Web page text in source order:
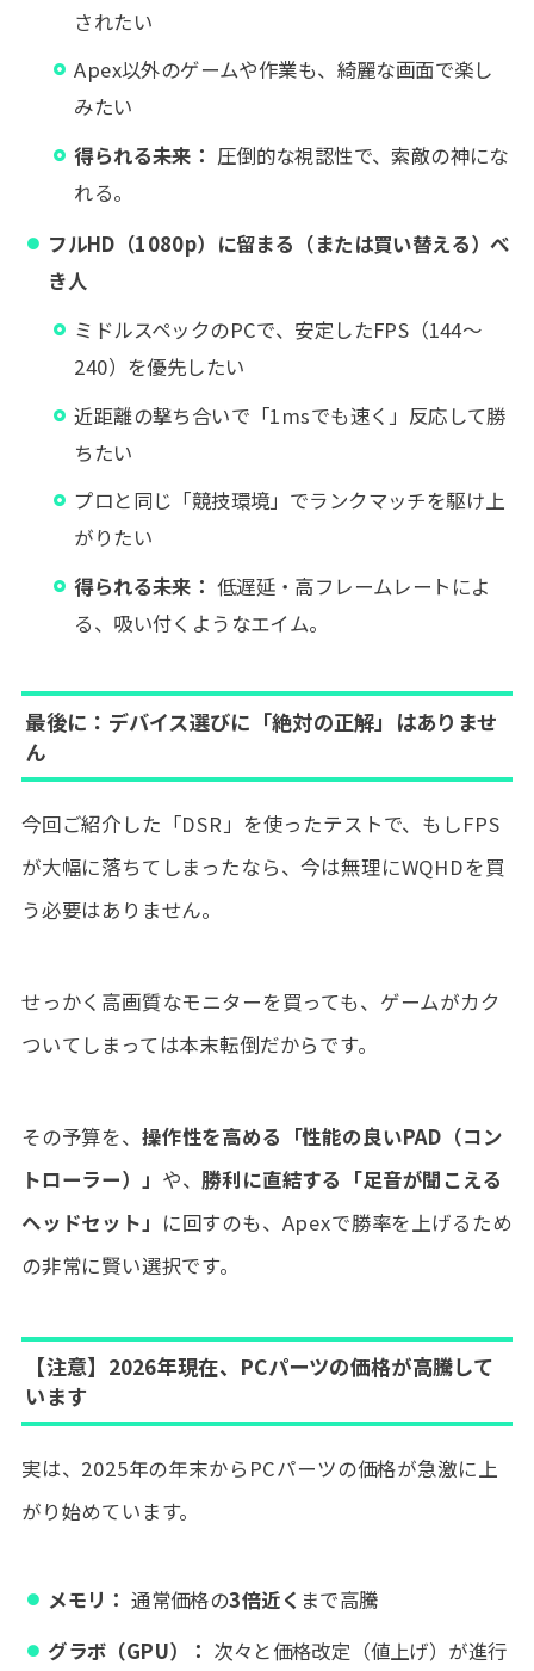
されたい
Apex以外のゲームや作業も、綺麗な画面で楽し
みたい
得られる未来： 圧倒的な視認性で、索敵の神にな
れる。
フルHD（1080p）に留まる（または買い替える）べ
き人
ミドルスペックのPCで、安定したFPS（144〜
240）を優先したい
近距離の撃ち合いで「1msでも速く」反応して勝
ちたい
プロと同じ「競技環境」でランクマッチを駆け上
がりたい
得られる未来： 低遅延・高フレームレートによ
る、吸い付くようなエイム。
最後に：デバイス選びに「絶対の正解」はありませ
ん
今回ご紹介した「DSR」を使ったテストで、もしFPS
が大幅に落ちてしまったなら、今は無理にWQHDを買
う必要はありません。
せっかく高画質なモニターを買っても、ゲームがカク
ついてしまっては本末転倒だからです。
その予算を、 操作性を高める「性能の良いPAD（コン
トローラー）」 や、勝利に直結する「足音が聞こえる
ヘッドセット」 に回すのも、Apexで勝率を上げるため
の非常に賢い選択です。
【注意】2026年現在、PCパーツの価格が高騰して
います
実は、2025年の年末からPCパーツの価格が急激に上
がり始めています。
メモリ： 通常価格の3倍近く まで高騰
グラボ（GPU）： 次々と価格改定（値上げ）が進行